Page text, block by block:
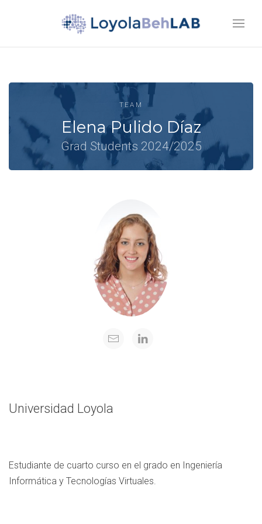
TEAM
Elena Pulido Díaz
Grad Students 2024/2025
Universidad Loyola
Estudiante de cuarto curso en el grado en Ingeniería
Informática y Tecnologías Virtuales.